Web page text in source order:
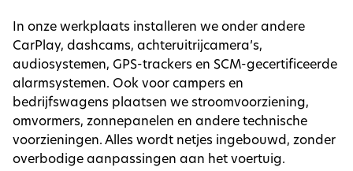
In onze werkplaats installeren we onder andere
CarPlay, dashcams, achteruitrijcamera’s,
audiosystemen, GPS-trackers en SCM-gecertificeerde
alarmsystemen. Ook voor campers en
bedrijfswagens plaatsen we stroomvoorziening,
omvormers, zonnepanelen en andere technische
voorzieningen. Alles wordt netjes ingebouwd, zonder
overbodige aanpassingen aan het voertuig.